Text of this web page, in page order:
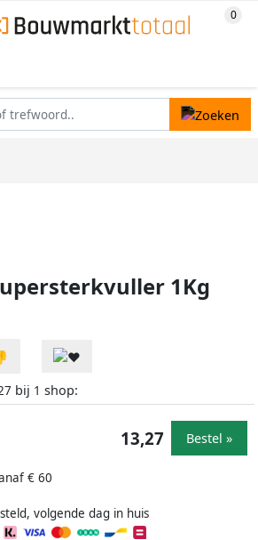
1Kg
bij 1 shop:
€ 60
volgende dag in huis
13,27 Bestel »